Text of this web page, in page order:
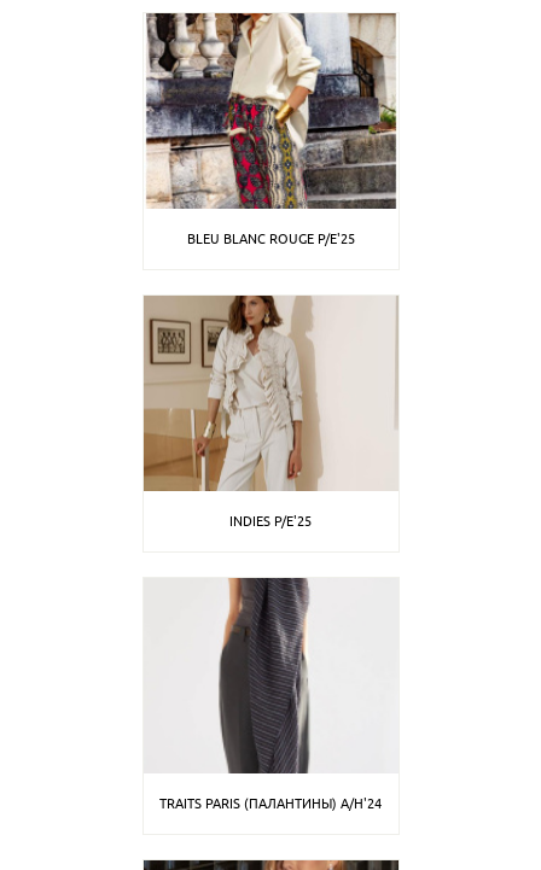
BLEU BLANC ROUGE P/E'25
INDIES P/E'25
TRAITS PARIS (ПАЛАНТИНЫ) A/H'24